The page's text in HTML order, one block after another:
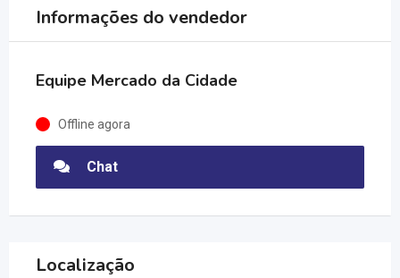
Informações do vendedor
Equipe Mercado da Cidade
Offline agora
Chat
Localização